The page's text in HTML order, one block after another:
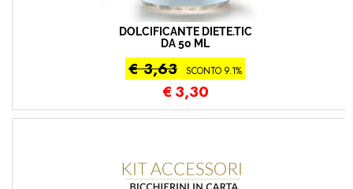
DOLCIFICANTE DIETE.TIC
DA 50 ML
€ 3,63 SCONTO 9.1%
€ 3,30